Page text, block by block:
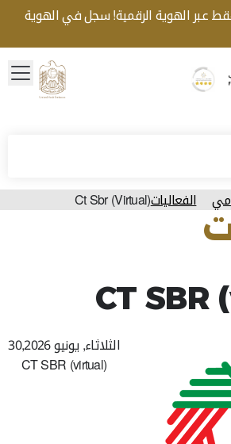
عبر الهوية الرقمية! سجل في الهوية
Gold star Logo
الفعالياتCt Sbr (Virtual)
CT
الثلاثاء, يونيو 30,2026
CT SBR (virtual)